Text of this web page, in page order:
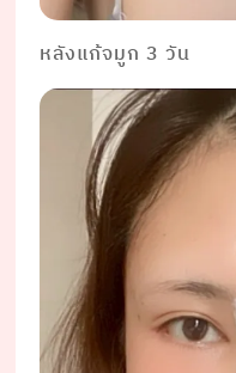
หลังแก้จมูก 3 วัน